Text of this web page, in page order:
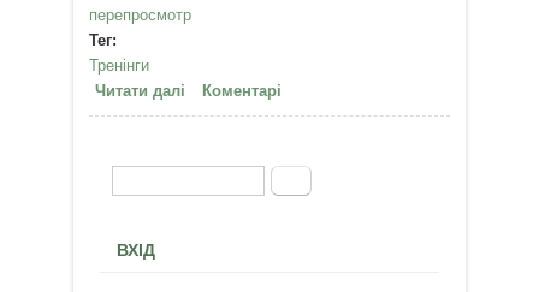
перепросмотр
Тег:
Тренінги
Читати далі про Развивающий отдых на
природе - семинар "Путь к
2012 года
Коментарі
Пошукова форма
Пошук
ВХІД